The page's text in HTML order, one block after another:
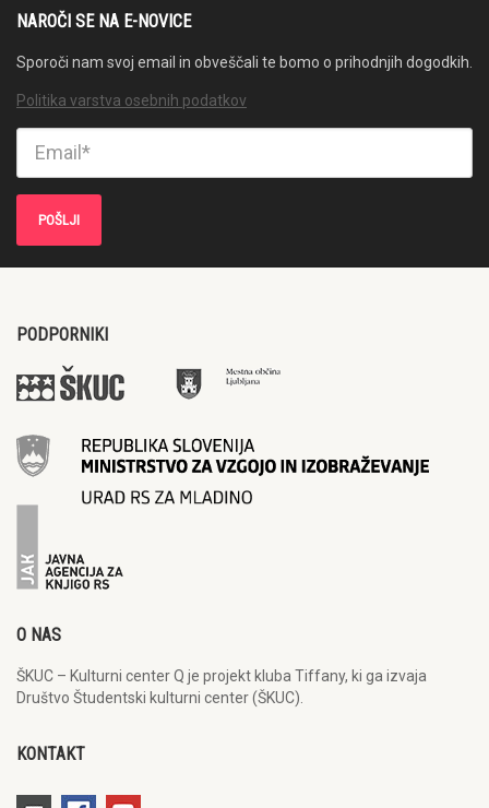
NAROČI SE NA E-NOVICE
Sporoči nam svoj email in obveščali te bomo o prihodnjih dogodkih.
Politika varstva osebnih podatkov
PODPORNIKI
O NAS
ŠKUC – Kulturni center Q je projekt kluba Tiffany, ki ga izvaja
Društvo Študentski kulturni center (ŠKUC).
KONTAKT